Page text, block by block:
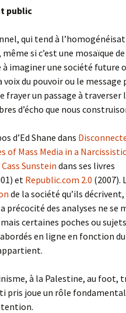
public
qui tend à
si c’est une mosaïque
à imaginer une société future
voix du pouvoir ou le
frayer un passage à traverser
d’écho que nous
d’Ed Shane dans
of Mass Media in a
Cass Sunstein dans ses livres
etRepublic.com 2.0 (2007).
de la société qu’ils
précocité des analyses ne se
certaines poches ou
en ligne en fonction
à la Palestine, au foot,
pris joue un rôle